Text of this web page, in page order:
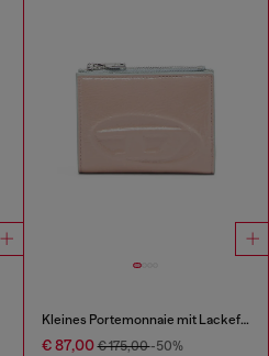
Kleines Portemonnaie mit Lackeffekt
€ 87,00€ 175,00-50%